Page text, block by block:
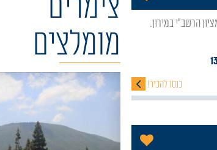
כנסו להכיר!
הוסף לתכניה שלי
מומלצים